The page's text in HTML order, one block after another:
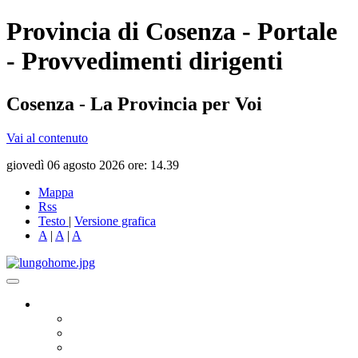
Provincia di Cosenza - Portale
- Provvedimenti dirigenti
Cosenza - La Provincia per Voi
Vai al contenuto
giovedì 06 agosto 2026 ore: 14.39
Mappa
Rss
Testo | Versione grafica
A | A | A